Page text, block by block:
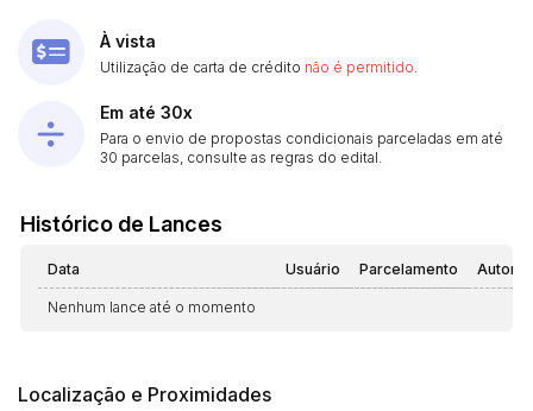
À vista
Utilização de carta de crédito não é permitido
Em até 30x
Para o envio de propostas condicionais parceladas em até
30 parcelas, consulte as regras do edital.
Histórico de Lances
Data Usuário Parcelamento
Nenhum lance até o momento
Localização e Proximidades